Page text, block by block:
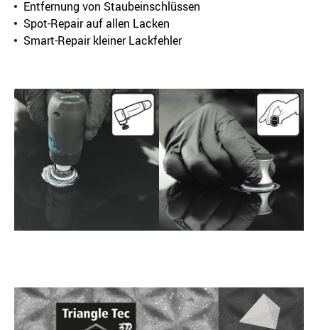
Entfernung von Staubeinschlüssen
Spot-Repair auf allen Lacken
Smart-Repair kleiner Lackfehler